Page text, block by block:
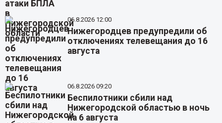
06.8.2026 12:00
Нижегородцев предупредили об
отключениях телевещания до 16
августа
06.8.2026 09:20
Беспилотники сбили над
Нижегородской областью в ночь
на 6 августа